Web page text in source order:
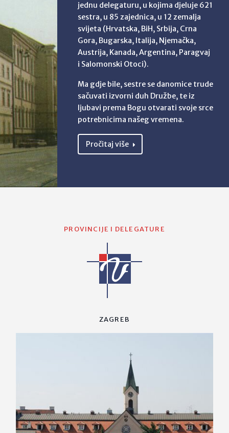
jednu delegaturu, u kojima djeluje 621
sestra, u 85 zajednica, u 12 zemalja
svijeta (Hrvatska, BiH, Srbija, Crna
Gora, Bugarska, Italija, Njemačka,
Austrija, Kanada, Argentina, Paragvaj
i Salomonski Otoci).
Ma gdje bile, sestre se danomice trude
sačuvati izvorni duh Družbe, te iz
ljubavi prema Bogu otvarati svoje srce
potrebnicima našeg vremena.
Pročitaj više
PROVINCIJE I DELEGATURE
ZAGREB